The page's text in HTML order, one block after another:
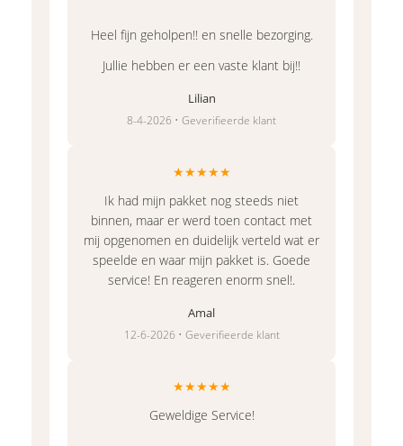
Heel fijn geholpen!! en snelle bezorging.
Jullie hebben er een vaste klant bij!!
Lilian
8-4-2026 • Geverifieerde klant
★★★★★
Ik had mijn pakket nog steeds niet
binnen, maar er werd toen contact met
mij opgenomen en duidelijk verteld wat er
speelde en waar mijn pakket is. Goede
service! En reageren enorm snel!.
Amal
12-6-2026 • Geverifieerde klant
★★★★★
Geweldige Service!